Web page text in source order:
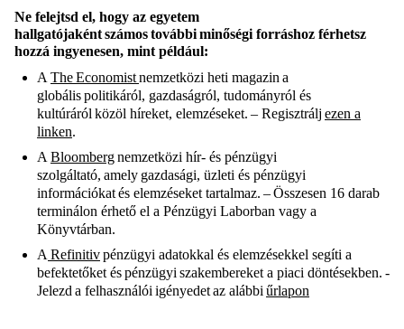
Ne felejtsd el, hogy az egyetem
hallgatójaként számos további minőségi forráshoz férhetsz
hozzá ingyenesen, mint például:
A The Economistnemzetközi heti magazin a
globális politikáról, gazdaságról, tudományról és
kultúráról közöl híreket, elemzéseket. – Regisztrálj ezen a
linken.
A Bloombergnemzetközi hír- és pénzügyi
szolgáltató, amely gazdasági, üzleti és pénzügyi
információkat és elemzéseket tartalmaz. – Összesen 16 darab
terminálon érhető el a Pénzügyi Laborban vagy a
Könyvtárban.
A Refinitivpénzügyi adatokkal és elemzésekkel segíti a
befektetőket és pénzügyi szakembereket a piaci döntésekben. -
Jelezd a felhasználói igényedet az alábbi űrlapon